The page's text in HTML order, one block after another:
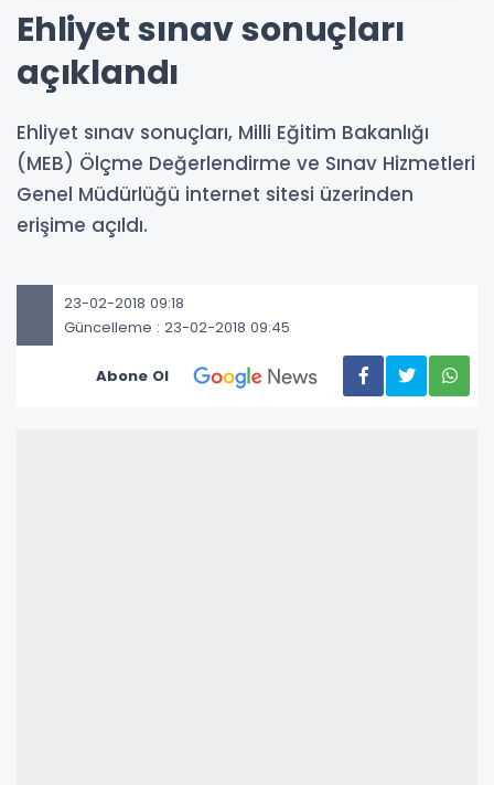
Ehliyet sınav sonuçları
açıklandı
Ehliyet sınav sonuçları, Milli Eğitim Bakanlığı
(MEB) Ölçme Değerlendirme ve Sınav Hizmetleri
Genel Müdürlüğü internet sitesi üzerinden
erişime açıldı.
23-02-2018 09:18
Güncelleme : 23-02-2018 09:45
Abone Ol